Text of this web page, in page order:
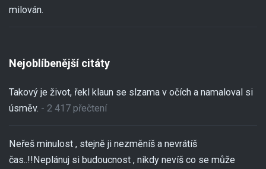
milován.
Nejoblíbenější citáty
Takový je život, řekl klaun se slzama v očích a namaloval si
úsměv. - 2 417 přečtení
Neřeš minulost , stejně ji nezměníš a nevrátíš
čas..!!Neplánuj si budoucnost , nikdy nevíš co se může